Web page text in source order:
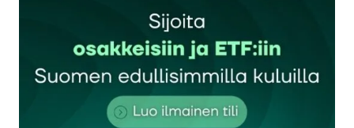
Sähköpostiosoitettasi ei julkaista.Pakolliset
kentät on merkitty*